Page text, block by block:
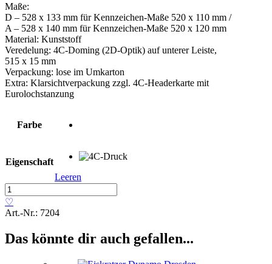
Maße:
D – 528 x 133 mm für Kennzeichen-Maße 520 x 110 mm /
A – 528 x 140 mm für Kennzeichen-Maße 520 x 120 mm
Material: Kunststoff
Veredelung: 4C-Doming (2D-Optik) auf unterer Leiste,
515 x 15 mm
Verpackung: lose im Umkarton
Extra: Klarsichtverpackung zzgl. 4C-Headerkarte mit
Eurolochstanzung
Farbe
Eigenschaft
Leeren
Kennzeichen-
Verstärker
»Doming
Menge
♡
Art.-Nr.: 7204
Das könnte dir auch gefallen...